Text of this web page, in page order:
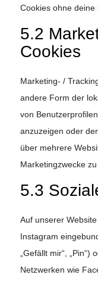
Cookies ohne deine
5.2
Cookies
Marketing- /
andere Form der
von
anzuzeigen oder
über mehrere
Marketingzwecke zu
5.3
Auf unserer
Instagram
„Gefällt mir“,
Netzwerken wie